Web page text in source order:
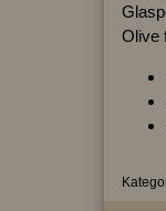
Olive